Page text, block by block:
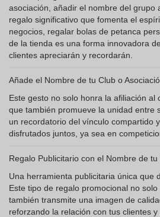
asociación, añadir el nombre del grupo
regalo significativo que fomenta el
negocios, regalar bolas de petanca
de la tienda es una forma innovadora
clientes apreciarán y recordarán.
Añade el Nombre de tu Club o
Este gesto no solo honra la afiliación al
que también promueve la unidad entre
un recordatorio del vínculo compartido
disfrutados juntos, ya sea en
Regalo Publicitario con el Nombre de tu
Una herramienta publicitaria única que
Este tipo de regalo promocional no
también transmite una imagen de
reforzando la relación con tus clientes